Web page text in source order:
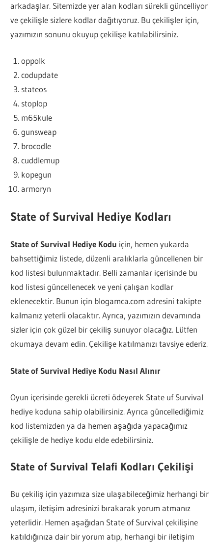
arkadaşlar. Sitemizde yer alan kodları sürekli güncelliyor
ve çekilişle sizlere kodlar dağıtıyoruz. Bu çekilişler için,
yazımızın sonunu okuyup çekilişe katılabilirsiniz.
oppolk
codupdate
stateos
stoplop
m65kule
gunsweap
brocodle
cuddlemup
kopegun
armoryn
State of Survival Hediye Kodları
State of Survival Hediye Kodu için, hemen yukarda
bahsettiğimiz listede, düzenli aralıklarla güncellenen bir
kod listesi bulunmaktadır. Belli zamanlar içerisinde bu
kod listesi güncellenecek ve yeni çalışan kodlar
eklenecektir. Bunun için blogamca.com adresini takipte
kalmanız yeterli olacaktır. Ayrıca, yazımızın devamında
sizler için çok güzel bir çekiliş sunuyor olacağız. Lütfen
okumaya devam edin. Çekilişe katılmanızı tavsiye ederiz.
State of Survival Hediye Kodu Nasıl Alınır
Oyun içerisinde gerekli ücreti ödeyerek State uf Survival
hediye koduna sahip olabilirsiniz. Ayrıca güncellediğimiz
kod listemizden ya da hemen aşağıda yapacağımız
çekilişle de hediye kodu elde edebilirsiniz.
State of Survival Telafi Kodları Çekilişi
Bu çekiliş için yazımıza size ulaşabileceğimiz herhangi bir
ulaşım, iletişim adresinizi bırakarak yorum atmanız
yeterlidir. Hemen aşağıdan State of Survival çekilişine
katıldığınıza dair bir yorum atıp, herhangi bir iletişim